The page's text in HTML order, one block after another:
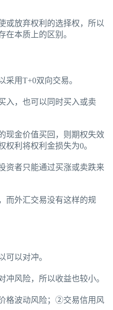
或放弃权利的选择权，所以
在本质上的区别。
采用T+0双向交易。
入，也可以同时买入或卖
现金价值买回，则期权失效
权利将权利金损失为0。
资者只能通过买涨或卖跌来
而外汇交易没有这样的规
可以对冲。
冲风险，所以收益也较小。
格波动风险；②交易信用风